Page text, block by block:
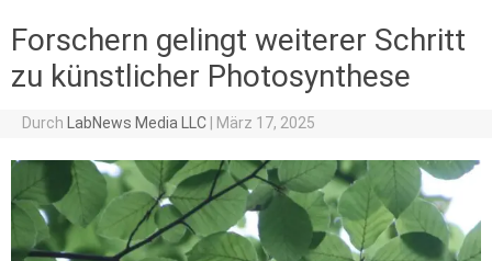
Forschern gelingt weiterer Schritt
zu künstlicher Photosynthese
Durch LabNews Media LLC März 17, 2025